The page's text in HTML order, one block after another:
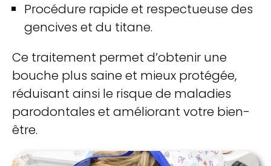
Procédure rapide et respectueuse des
gencives et du titane.
Ce traitement permet d’obtenir une
bouche plus saine et mieux protégée,
réduisant ainsi le risque de maladies
parodontales et améliorant votre bien-
être.